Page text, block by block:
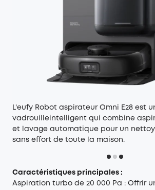
L'eufy Robot aspirateur Omni E28 est
vadrouilleintelligent qui combine
et lavage automatique pour un
sans effort de toute la maison.
Caractéristiques principales :
Aspiration turbo de 20 000 Pa : Offrir